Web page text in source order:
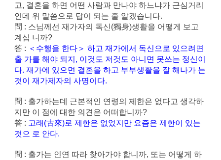
고, 결혼을 하면 어떤 사람과 만나야 하느냐가 근심거리
인데 위 말씀으로 답이 되는 줄 알겠습니다.
問 : 스님께선 재가자의 독신(獨身)생활을 어떻게 보고
계십 니까?
答 : ＜수행을 한다＞ 하고 재가에서 독신으로 있으려면
출 가를 해야 되지, 이것도 저것도 아니면 못쓰는 정신이
다. 재가에 있으면 결혼을 하고 부부생활을 잘 해나가 는
것이 재가제자의 사명이다.
問 : 출가하는데 근본적인 연령의 제한은 없다고 생각하
지만 이 점에 대한 의견은 어떠합니까?
答 : 고래(古來)로 제한은 없었지만 요즘은 제한이 있는
것으 로 안다.
問 : 출가는 인연 따라 찾아가야 합니까, 또는 어떻게 하